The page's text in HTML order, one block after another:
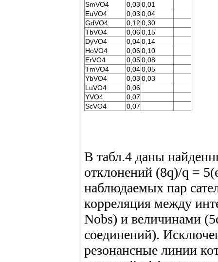
SmVO4
0,03 0,01
EuVO4
0,03 0,04
GdVO4
0,12 0,30
TbVO4
0,060,15
DyVO4
0,040,14
HoVO4
0,060,10
ErVO4
0,050,08
TmVO4
0,040,05
YbVO4
0,03 0,03
LuVO4
0,06
YVO4
0,07
ScVO4
0,07
В табл.4 даны
отклонений (8q)/q =
наблюдаемых пар
корреляция между
Nobs) и величинами
соединений).
резонансные линии